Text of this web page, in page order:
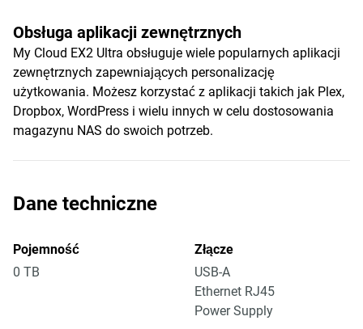
Obsługa aplikacji zewnętrznych
My Cloud EX2 Ultra obsługuje wiele popularnych aplikacji
zewnętrznych zapewniających personalizację
użytkowania. Możesz korzystać z aplikacji takich jak Plex,
Dropbox, WordPress i wielu innych w celu dostosowania
magazynu NAS do swoich potrzeb.
Dane techniczne
Pojemność
0 TB
Złącze
USB-A
Ethernet RJ45
Power Supply